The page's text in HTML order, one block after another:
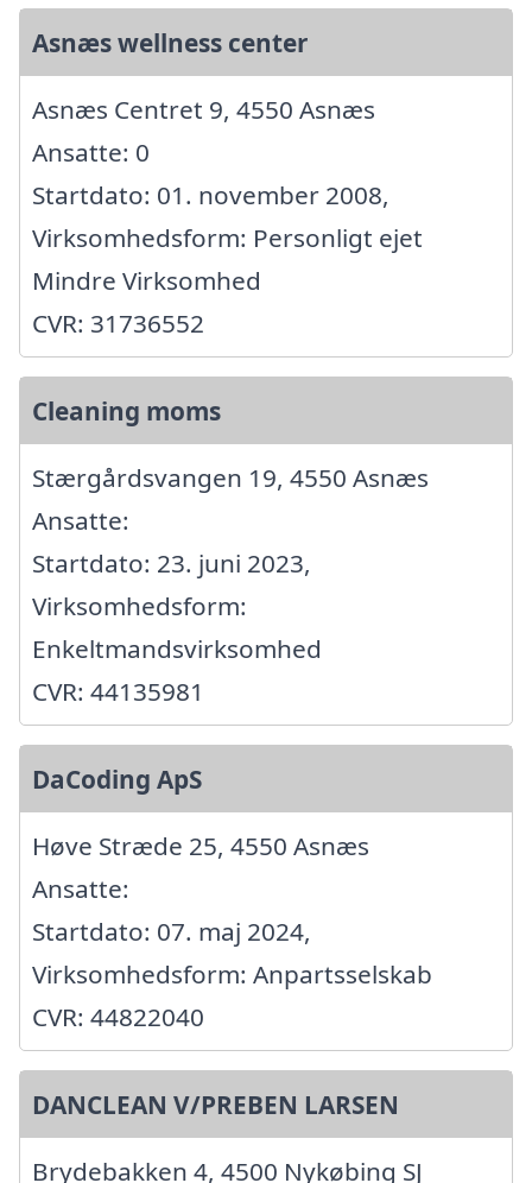
Asnæs wellness center
Asnæs Centret 9, 4550 Asnæs
Ansatte: 0
Startdato: 01. november 2008,
Virksomhedsform: Personligt ejet
Mindre Virksomhed
CVR: 31736552
Cleaning moms
Stærgårdsvangen 19, 4550 Asnæs
Ansatte:
Startdato: 23. juni 2023,
Virksomhedsform:
Enkeltmandsvirksomhed
CVR: 44135981
DaCoding ApS
Høve Stræde 25, 4550 Asnæs
Ansatte:
Startdato: 07. maj 2024,
Virksomhedsform: Anpartsselskab
CVR: 44822040
DANCLEAN V/PREBEN LARSEN
Brydebakken 4, 4500 Nykøbing SJ